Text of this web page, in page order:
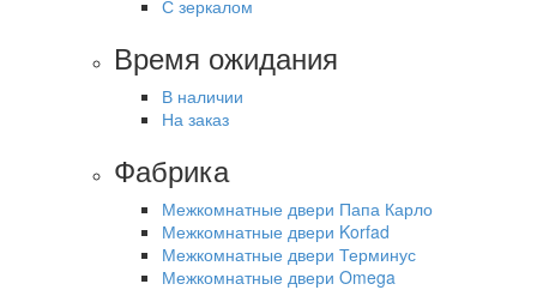
С зеркалом
Время ожидания
В наличии
На заказ
Фабрика
Межкомнатные двери Папа Карло
Межкомнатные двери Korfad
Межкомнатные двери Терминус
Межкомнатные двери Omega